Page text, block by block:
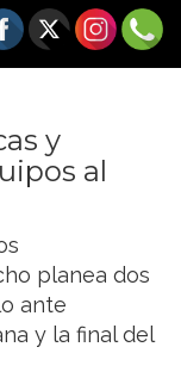
y
al
planea dos
ante
y la final del